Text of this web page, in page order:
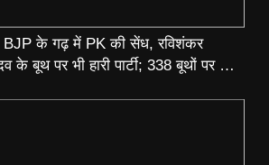
के गढ़ में PK की सेंध, रविशंकर
के बूथ पर भी हारी पार्टी; 338 बूथों पर जन